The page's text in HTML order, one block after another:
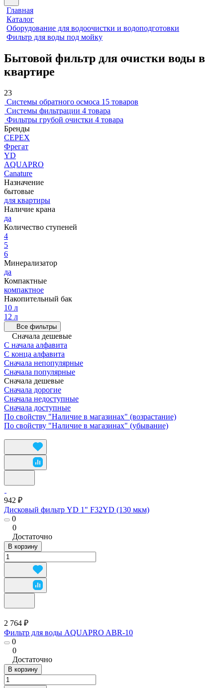
Главная
Каталог
Оборудование для водоочистки и водоподготовки
Фильтр для воды под мойку
Бытовой фильтр для очистки воды в
квартире
23
Системы обратного осмоса 15 товаров
Системы фильтрации 4 товара
Фильтры грубой очистки 4 товара
Бренды
CEPEX
Фрегат
YD
AQUAPRO
Canature
Назначение
бытовые
для квартиры
Наличие крана
да
Количество ступеней
4
5
6
Минерализатор
да
Компактные
компактное
Накопительный бак
10 л
12 л
Все фильтры
Сначала дешевые
С начала алфавита
С конца алфавита
Сначала непопулярные
Сначала популярные
Сначала дешевые
Сначала дорогие
Сначала недоступные
Сначала доступные
По свойству "Наличие в магазинах" (возрастание)
По свойству "Наличие в магазинах" (убывание)
942 ₽
Дисковый фильтр YD 1" F32YD (130 мкм)
0
0
Достаточно
В корзину
2 764 ₽
Фильтр для воды AQUAPRO ABR-10
0
0
Достаточно
В корзину